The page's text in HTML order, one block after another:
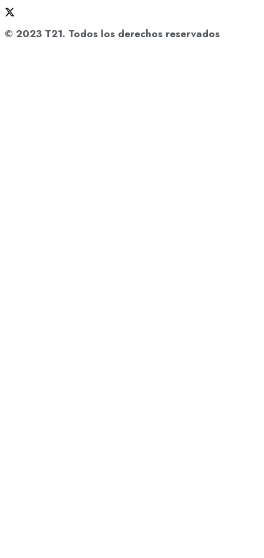
© 2023 T21. Todos los derechos reservados